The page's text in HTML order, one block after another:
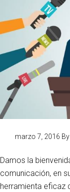
marzo 7, 2016 By
Damos la
comunicación, en
herramienta eficaz